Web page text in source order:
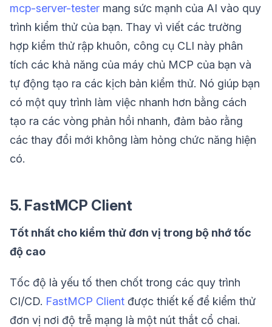
mcp-server-tester mang sức mạnh của AI vào quy
trình kiểm thử của bạn. Thay vì viết các trường
hợp kiểm thử rập khuôn, công cụ CLI này phân
tích các khả năng của máy chủ MCP của bạn và
tự động tạo ra các kịch bản kiểm thử. Nó giúp bạn
có một quy trình làm việc nhanh hơn bằng cách
tạo ra các vòng phản hồi nhanh, đảm bảo rằng
các thay đổi mới không làm hỏng chức năng hiện
có.
5. FastMCP Client
Tốt nhất cho kiểm thử đơn vị trong bộ nhớ tốc
độ cao
Tốc độ là yếu tố then chốt trong các quy trình
CI/CD. FastMCP Client được thiết kế để kiểm thử
đơn vị nơi độ trễ mạng là một nút thắt cổ chai.